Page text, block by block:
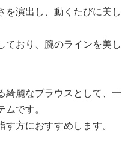
を演出し、動くたびに美し
ており、腕のラインを美し
綺麗なブラウスとして、一
です。
方におすすめします。